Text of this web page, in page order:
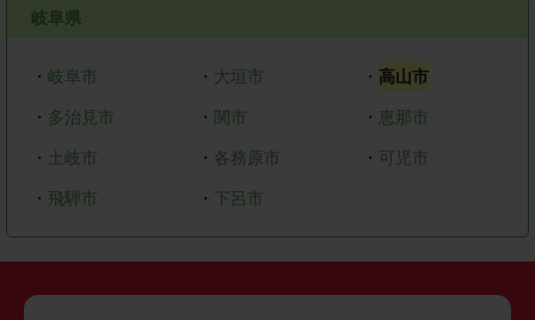
岐阜県
・ 岐阜市 ・ 大垣市 ・ 高山市
・ 多治見市 ・ 関市 ・ 恵那市
・ 土岐市 ・ 各務原市 ・ 可児市
・ 飛騨市 ・ 下呂市